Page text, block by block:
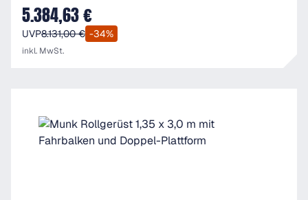
Verkaufspreis:
5.384,63 €
UVP8.131,00 € -34%
inkl. MwSt.